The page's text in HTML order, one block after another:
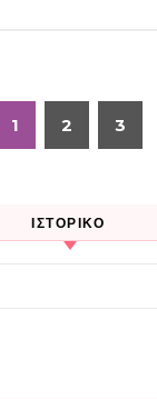
1 2 3
ΙΣΤΟΡΙΚΌ